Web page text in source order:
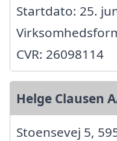
Startdato: 25.
CVR: 26098114
Helge Clausen
Stoensevej 5,